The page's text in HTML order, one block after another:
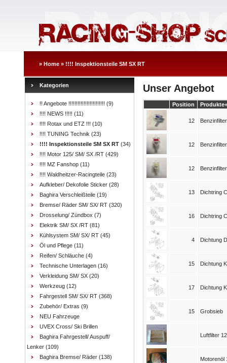
» Home » !!!! Inspektionsteile SM SX RT
Kategorien
!! Angebote !!!!!!!!!!!!!!!!!!!!!!!! (9)
!!!! NEWS !!!!! (11)
!!!! Rotax und ETZ !!! (10)
!!!! TUNING Technik (23)
!!!! Inspektionsteile SM SX RT (34)
!!!! Motor 125/ SM/ SX /RT (429)
!!!! MZ Fanshop (11)
!!!! Waldheitzer-Racingteile (23)
Aufkleber/ Dekofolie Sticker (28)
Baghira Verschleißteile (19)
Bremse/ Räder SM/ SX/ RT (320)
Drosselung/ Zündbox (7)
Elektrik SM/ SX /RT (81)
Kühlsystem SM/ SX/ RT (45)
Öl und Pflege (11)
Reifen/ Schläuche (4)
Technische Unterlagen (16)
Verkleidung SM/ SX (20)
Werkzeug (12)
Fahrgestell SM/ SX/ RT (368)
Zubehör/ Extras (9)
NEU Fahrzeuge
UVEX Cross/ Ski Brillen
Baghira Fahrgestell/ Auspuff/
Lenker (109)
Baghira Bremse/ Räder (138)
Unser Angebot
Position Produkte+
12
12
12
13 Dichtring
16 Dichtring
4 Dichtung
15 Dichtung
17 Dichtung
15 Grobsieb
Luftfilter
Motorenöl